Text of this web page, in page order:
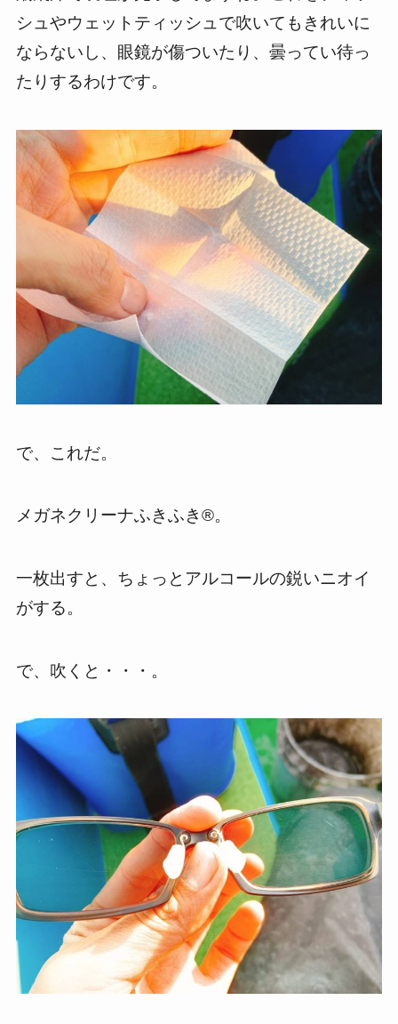
シュやウェットティッシュで吹いてもきれいに
ならないし、眼鏡が傷ついたり、曇ってい待っ
たりするわけです。
で、これだ。
メガネクリーナふきふき®。
一枚出すと、ちょっとアルコールの鋭いニオイ
がする。
で、吹くと・・・。